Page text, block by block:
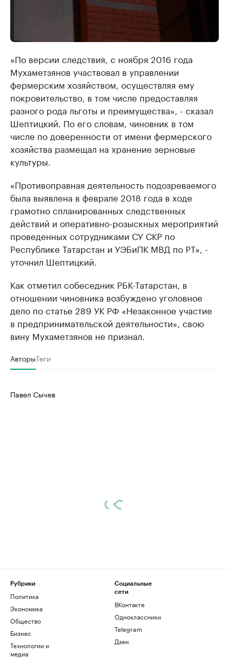
«По версии следствия, с ноября 2016 года
Мухаметзянов участвовал в управлении
фермерским хозяйством, осуществляя ему
покровительство, в том числе предоставляя
разного рода льготы и преимущества», - сказал
Шептицкий. По его словам, чиновник в том
числе по доверенности от имени фермерского
хозяйства размещал на хранение зерновые
культуры.
«Противоправная деятельность подозреваемого
была выявлена в феврале 2018 года в ходе
грамотно спланированных следственных
действий и оперативно-розыскных мероприятий
проведенных сотрудниками СУ СКР по
Республике Татарстан и УЭБиПК МВД по РТ», -
уточнил Шептицкий.
Как отметил собеседник РБК-Татарстан, в
отношении чиновника возбуждено уголовное
дело по статье 289 УК РФ «Незаконное участие
в предпринимательской деятельности», свою
вину Мухаметзянов не признал.
АвторыТеги
Павел Сычев
Рубрики
Политика
Экономика
Общество
Бизнес
Технологии и
медиа
Социальные
сети
ВКонтакте
Одноклассники
Telegram
Дзен